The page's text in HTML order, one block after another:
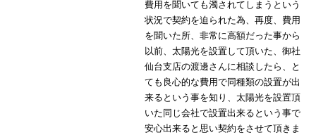
費用を聞いても濁されてしまうという
状況で契約を迫られた為、再度、費用
を聞いた所、非常に高額だった事から
以前、太陽光を設置して頂いた、御社
仙台支店の渡邊さんに相談したら、と
ても良心的な費用で同種類の設置が出
来るという事を知り、太陽光を設置頂
いた同じ会社で設置出来るという事で
安心出来ると思い契約をさせて頂きま